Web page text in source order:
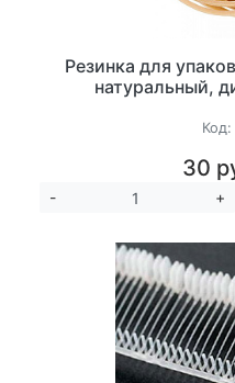
Резинка для
натуральный,
Код:
30
- +